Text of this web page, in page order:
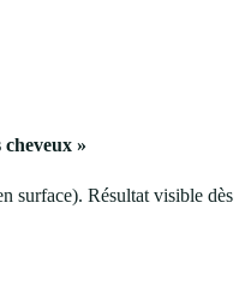
cheveux »
surface). Résultat visible dès